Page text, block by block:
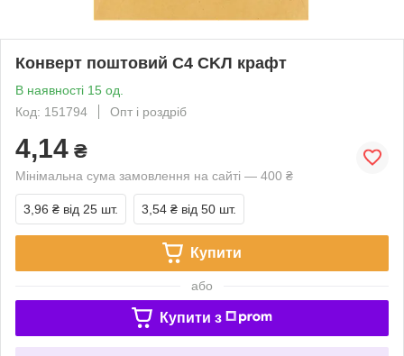
Конверт поштовий C4 CKЛ крафт
В наявності 15 од.
Код: 151794
Опт і роздріб
4,14 ₴
Мінімальна сума замовлення на сайті — 400 ₴
3,96 ₴ від 25 шт. 3,54 ₴ від 50 шт.
Купити
або
Купити з